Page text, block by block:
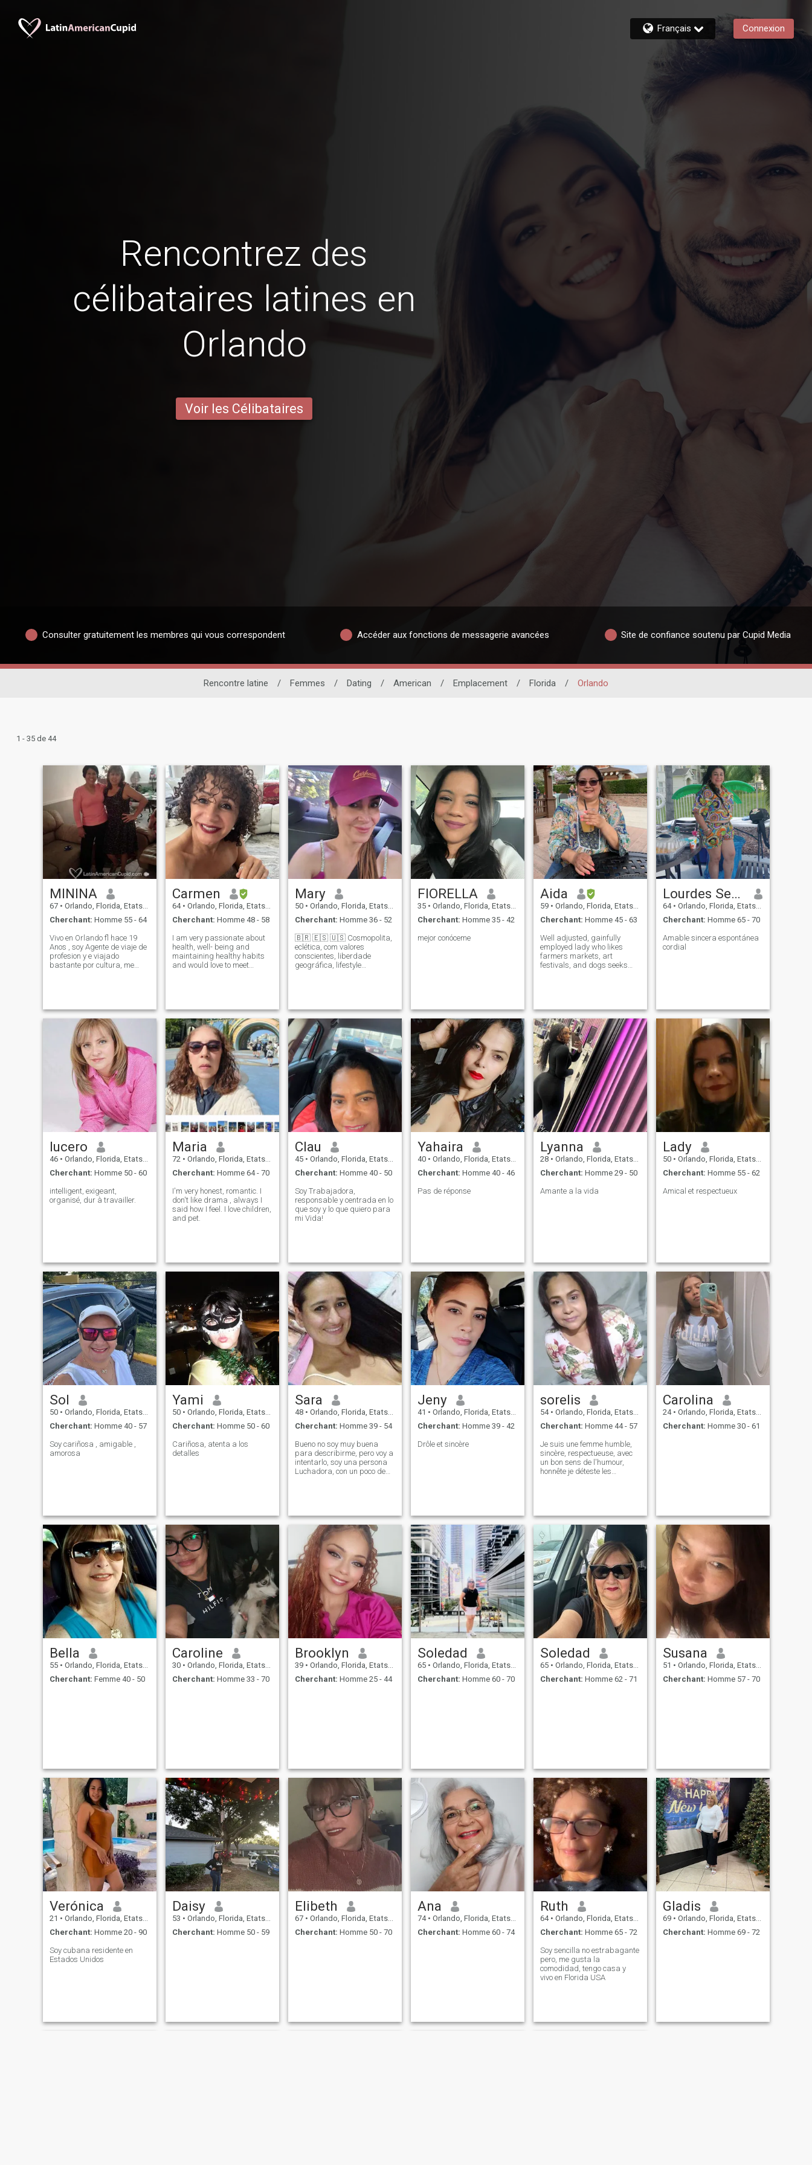
Français Connexion
Rencontrez des
célibataires latines en
Orlando
Voir les Célibataires
Consulter gratuitement les membres qui vous correspondent Accéder aux fonctions de messagerie avancées Site de confiance soutenu par Cupid Media
Rencontre latine / Femmes / Dating / American / Emplacement / Florida / Orlando
1 - 35 de 44
MININA
67 • Orlando, Florida, Etats-Unis
Cherchant: Homme 55 - 64
Vivo en Orlando fl hace 19
Anos , soy Agente de viaje de
profesion y e viajado
bastante por cultura, me
lo mas importante en una
relacion de pa
Carmen
64 • Orlando, Florida, Etats-Unis
Cherchant: Homme 48 - 58
I am very passionate about
health, well- being and
maintaining healthy habits
and would love to meet
concerts, eating out, and als
Mary
50 • Orlando, Florida, Etats-Unis
Cherchant: Homme 36 - 52
🇧🇷 🇪🇸 🇺🇸 Cosmopolita,
eclética, com valores
conscientes, liberdade
geográfica, lifestyle
por tudo que expande a
alma. Conversas verdadei
FIORELLA
35 • Orlando, Florida, Etats-Unis
Cherchant: Homme 35 - 42
mejor conóceme
Aida
59 • Orlando, Florida, Etats-Unis
Cherchant: Homme 45 - 63
Well adjusted, gainfully
employed lady who likes
farmers markets, art
festivals, and dogs seeks
Lourdes Serrano
64 • Orlando, Florida, Etats-Unis
Cherchant: Homme 65 - 70
Amable sincera espontánea
cordial
lucero
46 • Orlando, Florida, Etats-Unis
Cherchant: Homme 50 - 60
intelligent, exigeant,
organisé, dur à travailler.
Maria
72 • Orlando, Florida, Etats-Unis
Cherchant: Homme 64 - 70
I'm very honest, romantic. I
don't like drama , always I
said how I feel. I love children,
and pet.
Clau
45 • Orlando, Florida, Etats-Unis
Cherchant: Homme 40 - 50
Soy Trabajadora,
responsable y centrada en lo
que soy y lo que quiero para
mi Vida!
Yahaira
40 • Orlando, Florida, Etats-Unis
Cherchant: Homme 40 - 46
Pas de réponse
Lyanna
28 • Orlando, Florida, Etats-Unis
Cherchant: Homme 29 - 50
Amante a la vida
Lady
50 • Orlando, Florida, Etats-Unis
Cherchant: Homme 55 - 62
Amical et respectueux
Sol
50 • Orlando, Florida, Etats-Unis
Cherchant: Homme 40 - 57
Soy cariñosa , amigable ,
amorosa
Yami
50 • Orlando, Florida, Etats-Unis
Cherchant: Homme 50 - 60
Cariñosa, atenta a los
detalles
Sara
48 • Orlando, Florida, Etats-Unis
Cherchant: Homme 39 - 54
Bueno no soy muy buena
para describirme, pero voy a
intentarlo, soy una persona
Luchadora, con un poco de
cosas clara como el
agua..............
Jeny
41 • Orlando, Florida, Etats-Unis
Cherchant: Homme 39 - 42
Drôle et sincère
sorelis
54 • Orlando, Florida, Etats-Unis
Cherchant: Homme 44 - 57
Je suis une femme humble,
sincère, respectueuse, avec
un bon sens de l'humour,
honnête je déteste les
Carolina
24 • Orlando, Florida, Etats-Unis
Cherchant: Homme 30 - 61
Bella
55 • Orlando, Florida, Etats-Unis
Cherchant: Femme 40 - 50
Caroline
30 • Orlando, Florida, Etats-Unis
Cherchant: Homme 33 - 70
Brooklyn
39 • Orlando, Florida, Etats-Unis
Cherchant: Homme 25 - 44
Soledad
65 • Orlando, Florida, Etats-Unis
Cherchant: Homme 60 - 70
Soledad
65 • Orlando, Florida, Etats-Unis
Cherchant: Homme 62 - 71
Susana
51 • Orlando, Florida, Etats-Unis
Cherchant: Homme 57 - 70
Verónica
21 • Orlando, Florida, Etats-Unis
Cherchant: Homme 20 - 90
Soy cubana residente en
Estados Unidos
Daisy
53 • Orlando, Florida, Etats-Unis
Cherchant: Homme 50 - 59
Elibeth
67 • Orlando, Florida, Etats-Unis
Cherchant: Homme 50 - 70
Ana
74 • Orlando, Florida, Etats-Unis
Cherchant: Homme 60 - 74
Ruth
64 • Orlando, Florida, Etats-Unis
Cherchant: Homme 65 - 72
Soy sencilla no estrabagante
pero, me gusta la
comodidad, tengo casa y
vivo en Florida USA
Gladis
69 • Orlando, Florida, Etats-Unis
Cherchant: Homme 69 - 72